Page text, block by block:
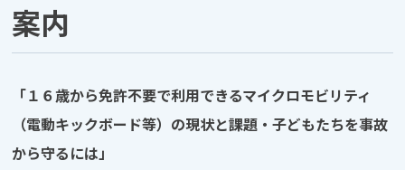
案内
「１６歳から免許不要で利用できるマイクロモビリティ
（電動キックボード等）の現状と課題・子どもたちを事故
から守るには」